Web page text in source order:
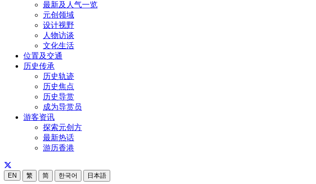
最新及人气一览
元创领域
设计视野
人物访谈
文化生活
位置及交通
历史传承
历史轨迹
历史焦点
历史导赏
成为导赏员
游客资讯
探索元创方
最新热话
游历香港
EN 繁 简 한국어 日本語